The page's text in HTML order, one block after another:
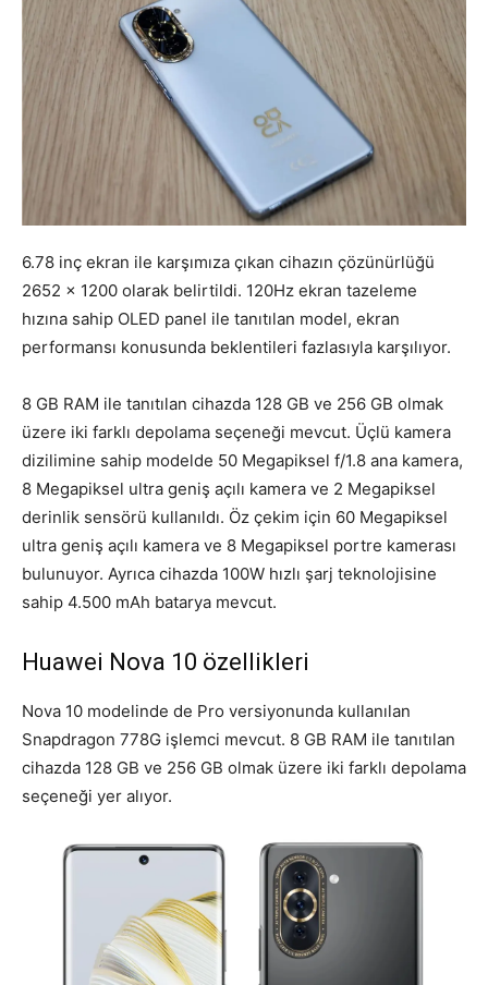
6.78 inç ekran ile karşımıza çıkan cihazın çözünürlüğü
2652 x 1200 olarak belirtildi. 120Hz ekran tazeleme
hızına sahip OLED panel ile tanıtılan model, ekran
performansı konusunda beklentileri fazlasıyla karşılıyor.
8 GB RAM ile tanıtılan cihazda 128 GB ve 256 GB olmak
üzere iki farklı depolama seçeneği mevcut. Üçlü kamera
dizilimine sahip modelde 50 Megapiksel f/1.8 ana kamera,
8 Megapiksel ultra geniş açılı kamera ve 2 Megapiksel
derinlik sensörü kullanıldı. Öz çekim için 60 Megapiksel
ultra geniş açılı kamera ve 8 Megapiksel portre kamerası
bulunuyor. Ayrıca cihazda 100W hızlı şarj teknolojisine
sahip 4.500 mAh batarya mevcut.
Huawei Nova 10 özellikleri
Nova 10 modelinde de Pro versiyonunda kullanılan
Snapdragon 778G işlemci mevcut. 8 GB RAM ile tanıtılan
cihazda 128 GB ve 256 GB olmak üzere iki farklı depolama
seçeneği yer alıyor.